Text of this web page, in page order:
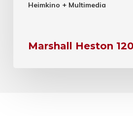
Heimkino + Multimedia
Marshall Heston